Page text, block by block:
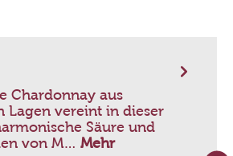
Chardonnay aus
Lagen vereint in dieser
Säure und
von M… Mehr